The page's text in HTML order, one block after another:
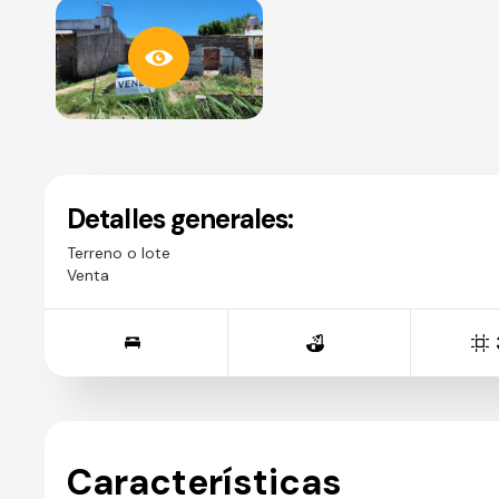
Detalles generales:
Terreno o lote
Venta
Características